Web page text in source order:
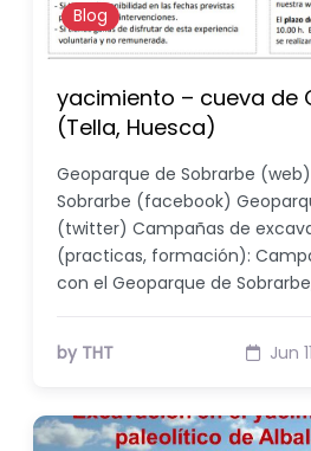
Blog
yacimiento – cueva de
(Tella, Huesca)
Geoparque de Sobrarbe
Sobrarbe (facebook)
(twitter) Campañas de
(practicas, formación):
con el Geoparque de
by THT Jun 11